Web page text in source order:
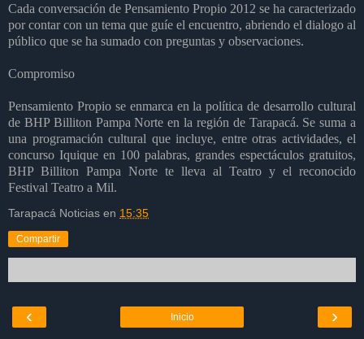
Cada conversación de Pensamiento Propio 2012 se ha caracterizado
por contar con un tema que guíe el encuentro, abriendo el dialogo al
público que se ha sumado con preguntas y observaciones.
Compromiso
Pensamiento Propio se enmarca en la política de desarrollo cultural
de BHP Billiton Pampa Norte en la región de Tarapacá. Se suma a
una programación cultural que incluye, entre otras actividades, el
concurso Iquique en 100 palabras, grandes espectáculos gratuitos,
BHP Billiton Pampa Norte te lleva al Teatro y el reconocido
Festival Teatro a Mil.
Tarapacá Noticias en 15:35
Compartir
‹ ›
Inicio